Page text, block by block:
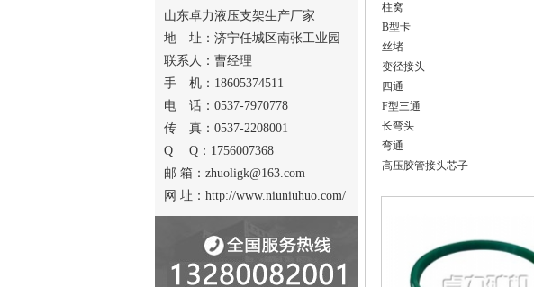
山东卓力液压支架生产厂家
地 址：济宁任城区南张工业园
联系人：曹经理
手 机：18605374511
电 话：0537-7970778
传 真：0537-2208001
Q Q：1756007368
邮 箱：zhuoligk@163.com
网 址：http://www.niuniuhuo.com/
柱窝
B型卡
丝堵
变径接头
四通
F型三通
长弯头
弯通
高压胶管接头芯子